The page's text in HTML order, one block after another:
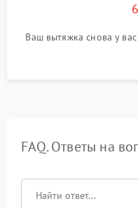
Ваш вытяжка снова у
FAQ. Ответы на